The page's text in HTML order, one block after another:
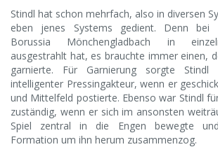
Stindl hat schon mehrfach, also in diversen
eben jenes Systems gedient. Denn bei
Borussia Mönchengladbach in
ausgestrahlt hat, es brauchte immer einen,
garnierte. Für Garnierung sorgte Stindl
intelligenter Pressingakteur, wenn er
und Mittelfeld postierte. Ebenso war Stindl
zuständig, wenn er sich im ansonsten
Spiel zentral in die Engen bewegte
Formation um ihn herum zusammenzog.